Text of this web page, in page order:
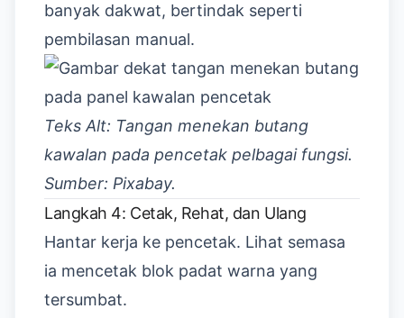
banyak dakwat, bertindak seperti
pembilasan manual.
Teks Alt: Tangan menekan butang
kawalan pada pencetak pelbagai fungsi.
Sumber: Pixabay.
Langkah 4: Cetak, Rehat, dan Ulang
Hantar kerja ke pencetak. Lihat semasa
ia mencetak blok padat warna yang
tersumbat.